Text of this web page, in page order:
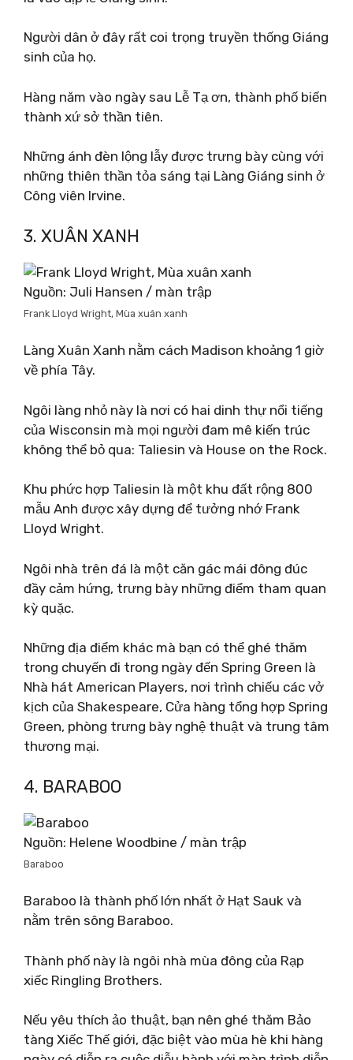
Người dân ở đây rất coi trọng truyền thống Giáng
sinh của họ.
Hàng năm vào ngày sau Lễ Tạ ơn, thành phố biến
thành xứ sở thần tiên.
Những ánh đèn lộng lẫy được trưng bày cùng với
những thiên thần tỏa sáng tại Làng Giáng sinh ở
Công viên Irvine.
3. XUÂN XANH
Nguồn: Juli Hansen / màn trập
Frank Lloyd Wright, Mùa xuân xanh
Làng Xuân Xanh nằm cách Madison khoảng 1 giờ
về phía Tây.
Ngôi làng nhỏ này là nơi có hai dinh thự nổi tiếng
của Wisconsin mà mọi người đam mê kiến ​​trúc
không thể bỏ qua: Taliesin và House on the Rock.
Khu phức hợp Taliesin là một khu đất rộng 800
mẫu Anh được xây dựng để tưởng nhớ Frank
Lloyd Wright.
Ngôi nhà trên đá là một căn gác mái đông đúc
đầy cảm hứng, trưng bày những điểm tham quan
kỳ quặc.
Những địa điểm khác mà bạn có thể ghé thăm
trong chuyến đi trong ngày đến Spring Green là
Nhà hát American Players, nơi trình chiếu các vở
kịch của Shakespeare, Cửa hàng tổng hợp Spring
Green, phòng trưng bày nghệ thuật và trung tâm
thương mại.
4. BARABOO
Nguồn: Helene Woodbine / màn trập
Baraboo
Baraboo là thành phố lớn nhất ở Hạt Sauk và
nằm trên sông Baraboo.
Thành phố này là ngôi nhà mùa đông của Rạp
xiếc Ringling Brothers.
Nếu yêu thích ảo thuật, bạn nên ghé thăm Bảo
tàng Xiếc Thế giới, đặc biệt vào mùa hè khi hàng